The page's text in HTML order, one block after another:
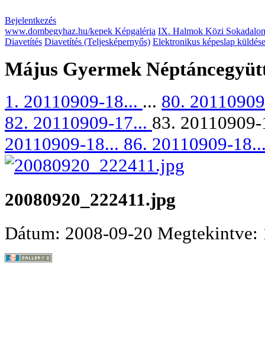
Bejelentkezés
www.dombegyhaz.hu/kepek Képgaléria IX. Halmok Közi
Diavetítés Diavetítés (Teljesképernyős) Elektronikus képeslap
Május Gyermek
1. 20110909-18... ... 80.
82. 20110909-17... 83.
20110909-18... 86. 20110909-
20080920_222411.jpg
Dátum: 2008-09-20 Megtekintve: